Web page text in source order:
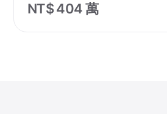
NT$ 404 萬